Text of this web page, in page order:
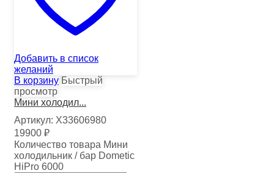
Добавить в список
желаний
В корзину Быстрый
просмотр
Мини холодил...
Артикул: Х33606980
19900 ₽
Количество товара Мини
холодильник / бар Dometic
HiPro 6000